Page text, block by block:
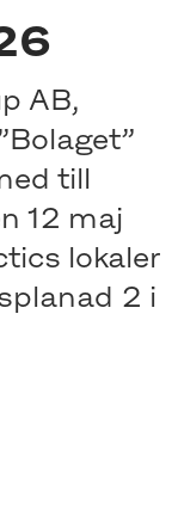
AB,
till
12 maj
lokaler
2 i